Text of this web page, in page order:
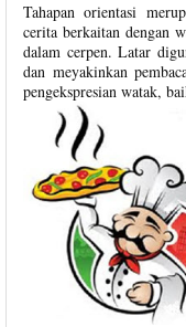
Tahapan orientasi
cerita berkaitan dengan
dalam cerpen. Latar
dan meyakinkan
pengekspresian watak,